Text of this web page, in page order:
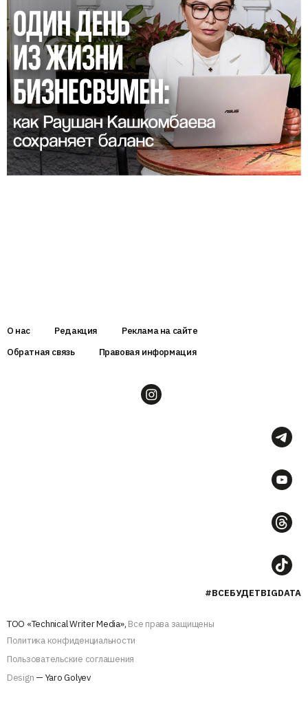
О нас Редакция
Реклама на сайте
Обратная связь
Правовая информация
#ВСЕБУДЕТBIGDATA
ТОО «Technical Writer Media», Все права защищены
Политика конфиденциальности
Пользовательские соглашения
Design — Yaro Golyev